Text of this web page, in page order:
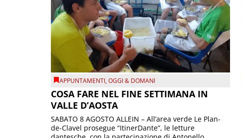
APPUNTAMENTI,OGGI & DOMANI
COSA FARE NEL FINE SETTIMANA IN
VALLE D’AOSTA
SABATO 8 AGOSTO ALLEIN – All’area verde Le Plan-
de-Clavel prosegue “ItinerDante”, le letture